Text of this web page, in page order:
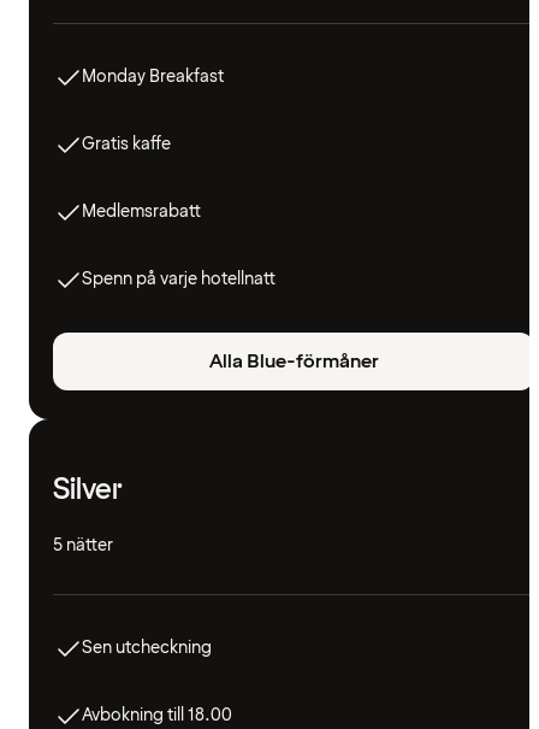
Monday Breakfast
Gratis kaffe
Medlemsrabatt
Spenn på varje hotellnatt
Alla Blue-förmåner
Silver
5 nätter
Sen utcheckning
Avbokning till 18.00